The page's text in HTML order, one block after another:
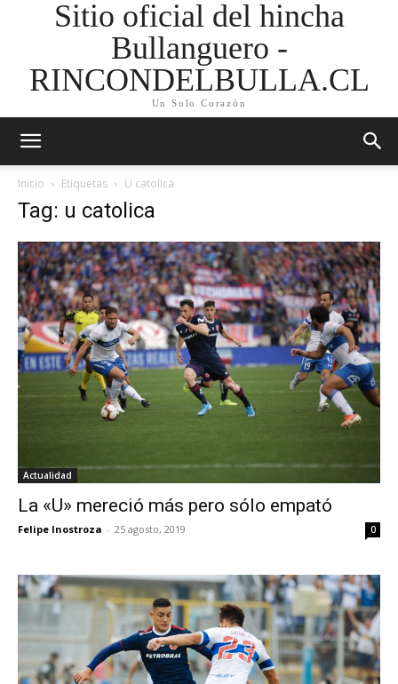
Sitio oficial del hincha
Bullanguero -
RINCONDELBULLA.CL
Un Solo Corazón
Inicio Etiquetas U catolica
Tag: u catolica
Actualidad
La «U» mereció más pero sólo empató
Felipe Inostroza - 25 agosto, 2019 0